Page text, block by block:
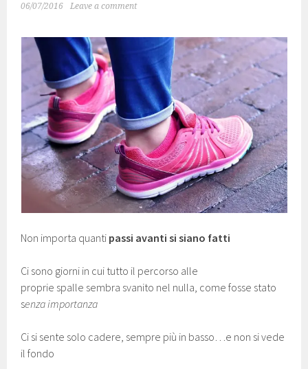
06/07/2016 Leave a comment
Non importa quanti passi avanti si siano fatti
Ci sono giorni in cui tutto il percorso alle
proprie spalle sembra svanito nel nulla, come fosse stato
senza importanza
Ci si sente solo cadere, sempre più in basso…e non si vede
il fondo